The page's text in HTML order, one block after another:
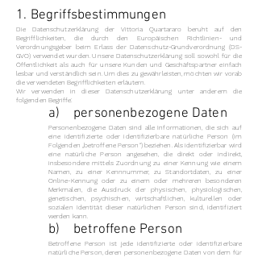
1. Begriffsbestimmungen
Die Datenschutzerklärung der Vittoria Quartararo beruht auf den
Begrifflichkeiten, die durch den Europäischen Richtlinien- und
Verordnungsgeber beim Erlass der Datenschutz-Grundverordnung (DS-
GVO) verwendet wurden. Unsere Datenschutzerklärung soll sowohl für die
Öffentlichkeit als auch für unsere Kunden und Geschäftspartner einfach
lesbar und verständlich sein. Um dies zu gewährleisten, möchten wir vorab
die verwendeten Begrifflichkeiten erläutern.
Wir verwenden in dieser Datenschutzerklärung unter anderem die
folgenden Begriffe:
a) personenbezogene Daten
Personenbezogene Daten sind alle Informationen, die sich auf
eine identifizierte oder identifizierbare natürliche Person (im
Folgenden „betroffene Person“) beziehen. Als identifizierbar wird
eine natürliche Person angesehen, die direkt oder indirekt,
insbesondere mittels Zuordnung zu einer Kennung wie einem
Namen, zu einer Kennnummer, zu Standortdaten, zu einer
Online-Kennung oder zu einem oder mehreren besonderen
Merkmalen, die Ausdruck der physischen, physiologischen,
genetischen, psychischen, wirtschaftlichen, kulturellen oder
sozialen Identität dieser natürlichen Person sind, identifiziert
werden kann.
b) betroffene Person
Betroffene Person ist jede identifizierte oder identifizierbare
natürliche Person, deren personenbezogene Daten von dem für